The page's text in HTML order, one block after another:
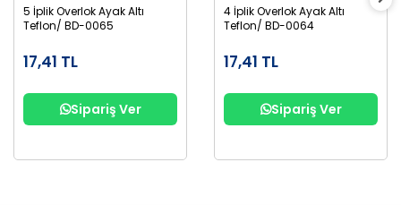
5 İplik Overlok Ayak Altı
Teflon/ BD-0065
17,41 TL
Sipariş Ver
4 İplik Overlok Ayak Altı
Teflon/ BD-0064
17,41 TL
Sipariş Ver